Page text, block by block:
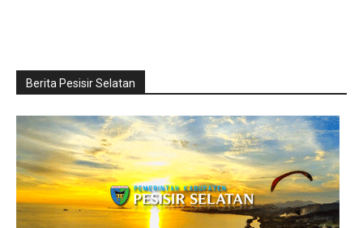
Berita Pesisir Selatan